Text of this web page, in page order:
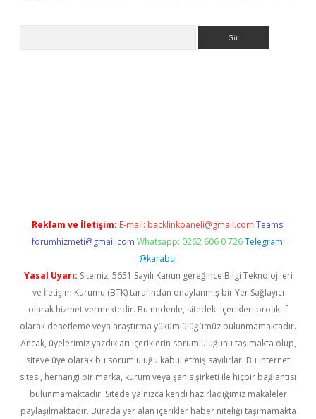
Reklam ve İletişim: E-mail: backlinkpaneli@gmail.com Teams:
forumhizmeti@gmail.com Whatsapp: 0262 606 0 726 Telegram:
@karabul
Yasal Uyarı: Sitemiz, 5651 Sayılı Kanun gereğince Bilgi Teknolojileri
ve İletişim Kurumu (BTK) tarafından onaylanmış bir Yer Sağlayıcı
olarak hizmet vermektedir. Bu nedenle, sitedeki içerikleri proaktif
olarak denetleme veya araştırma yükümlülüğümüz bulunmamaktadır.
Ancak, üyelerimiz yazdıkları içeriklerin sorumluluğunu taşımakta olup,
siteye üye olarak bu sorumluluğu kabul etmiş sayılırlar. Bu internet
sitesi, herhangi bir marka, kurum veya şahıs şirketi ile hiçbir bağlantısı
bulunmamaktadır. Sitede yalnızca kendi hazırladığımız makaleler
paylaşılmaktadır. Burada yer alan içerikler haber niteliği taşımamakta